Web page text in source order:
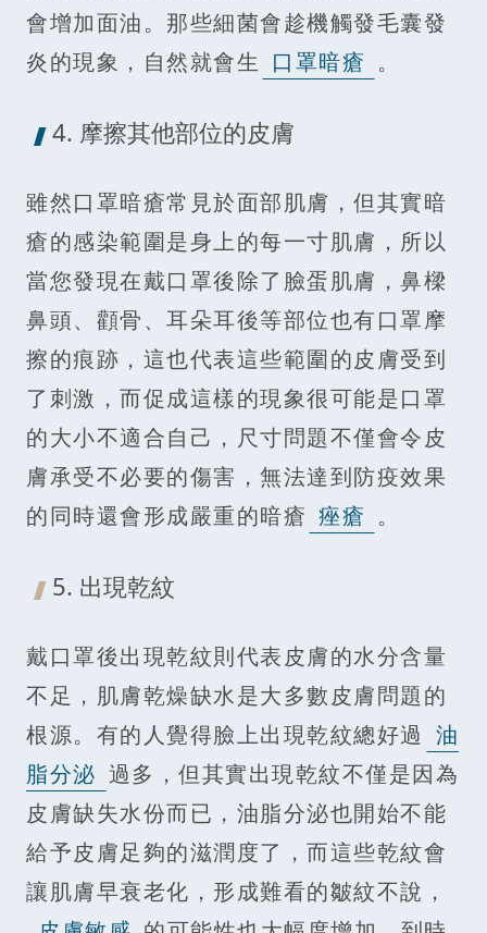
會增加面油。那些細菌會趁機觸發毛囊發
炎的現象，自然就會生 口罩暗瘡 。
4. 摩擦其他部位的皮膚
雖然口罩暗瘡常見於面部肌膚，但其實暗
瘡的感染範圍是身上的每一寸肌膚，所以
當您發現在戴口罩後除了臉蛋肌膚，鼻樑
鼻頭、顴骨、耳朵耳後等部位也有口罩摩
擦的痕跡，這也代表這些範圍的皮膚受到
了刺激，而促成這樣的現象很可能是口罩
的大小不適合自己，尺寸問題不僅會令皮
膚承受不必要的傷害，無法達到防疫效果
的同時還會形成嚴重的暗瘡 痤瘡 。
5. 出現乾紋
戴口罩後出現乾紋則代表皮膚的水分含量
不足，肌膚乾燥缺水是大多數皮膚問題的
根源。有的人覺得臉上出現乾紋總好過 油
脂分泌 過多，但其實出現乾紋不僅是因為
皮膚缺失水份而已，油脂分泌也開始不能
給予皮膚足夠的滋潤度了，而這些乾紋會
讓肌膚早衰老化，形成難看的皺紋不說，